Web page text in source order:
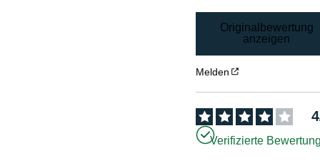
Originalbewertung
anzeigen
Melden
4
Verifizierte